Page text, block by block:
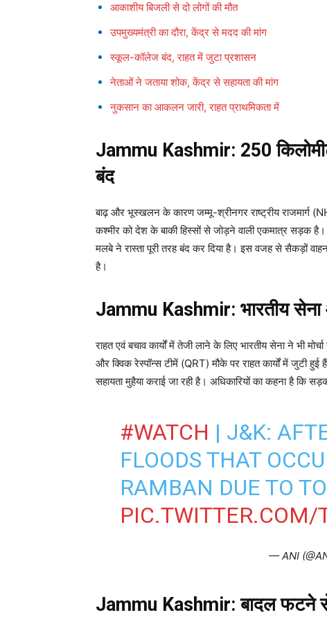
आकाशीय बिजली से दो लोगों की मौत
उपमुख्यमंत्री का दौरा, केंद्र से मदद की मांग
स्कूल-कॉलेज बंद, राहत में जुटा प्रशासन
नेताओं ने जताया शोक, केंद्र से सहायता की मांग
नुकसान का आकलन जारी, राहत प्राथमिकता में
Jammu Kashmir: 250
बंद
बाढ़ और भूस्खलन के कारण जम्मू-श्रीनगर राष्ट्रीय राजमार्ग
कश्मीर को देश के बाकी हिस्सों से जोड़ने वाली एकमात्र सड़क
मलबे ने रास्ता पूरी तरह बंद कर दिया है। इस वजह से सैकड़ों
है।
Jammu Kashmir: भारतीय सेना
राहत एवं बचाव कार्यों में तेजी लाने के लिए भारतीय सेना ने भी
और क्विक रेस्पॉन्स टीमें (QRT) मौके पर राहत कार्यों में जुटी
सहायता मुहैया कराई जा रही है। अधिकारियों का कहना है
#WATCH | J&K:
FLOODS THAT
RAMBAN DUE TO
PIC.TWITTER.COM/
— ANI
Jammu Kashmir: बादल फटने से